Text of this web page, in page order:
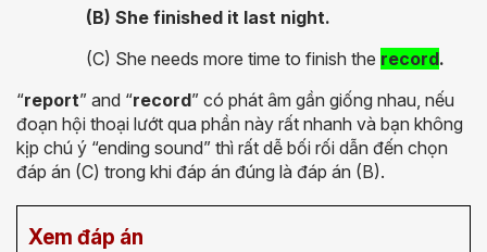
(B) She finished it last night.
(C) She needs more time to finish the record.
“report” and “record” có phát âm gần giống nhau, nếu
đoạn hội thoại lướt qua phần này rất nhanh và bạn không
kịp chú ý “ending sound” thì rất dễ bối rối dẫn đến chọn
đáp án (C) trong khi đáp án đúng là đáp án (B).
Xem đáp án